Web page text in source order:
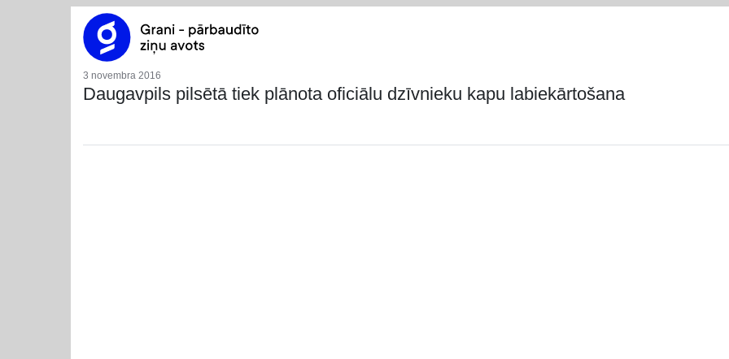
3 novembra 2016
Daugavpils pilsētā tiek plānota oficiālu dzīvnieku kapu labiekārtošana